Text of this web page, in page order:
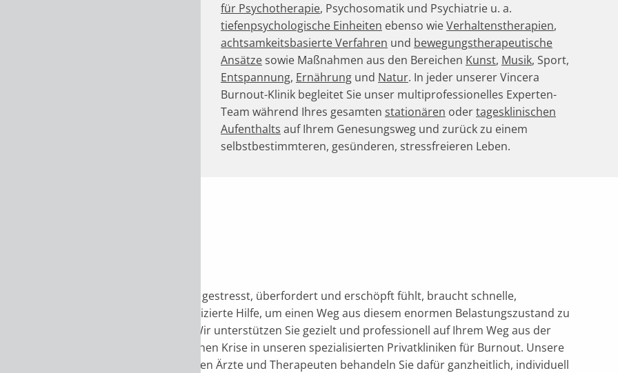
für Psychotherapie, Psychosomatik und Psychiatrie u. a.
tiefenpsychologische Einheiten ebenso wieVerhaltenstherapien,
achtsamkeitsbasierte Verfahren und bewegungstherapeutische
Ansätzesowie Maßnahmen aus den Bereichen Kunst, Musik, Sport,
Entspannung, Ernährung und Natur. In jeder unserer Vincera
Burnout-Klinik begleitet Sie unser multiprofessionelles Experten-
Team während Ihres gesamten stationären odertagesklinischen
Aufenthalts auf Ihrem Genesungsweg und zurück zu einem
selbstbestimmteren, gesünderen, stressfreieren Leben.
Wer sich gestresst, überfordert und erschöpft fühlt, braucht schnelle,
unkomplizierte Hilfe, um einen Weg aus diesem enormen Belastungszustand zu
finden. Wir unterstützen Sie gezielt und professionell auf Ihrem Weg aus der
psychischen Krise in unseren spezialisierten Privatkliniken für Burnout. Unsere
erfahrenen Ärzte und Therapeuten behandeln Sie dafür ganzheitlich, individuell